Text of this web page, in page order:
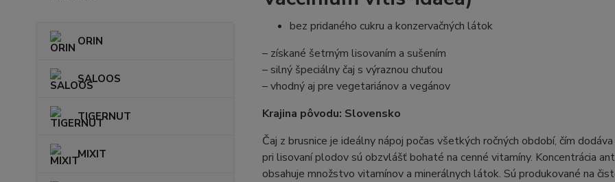
ORIN
SALOOS
TIGERNUT
MIXIT
bez pridaného cukru a konzervačných látok
– získané šetrným lisovaním a sušením
– silný špeciálny čaj s výraznou chuťou
– vhodný aj pre vegetariánov a vegánov
Krajina pôvodu: Slovensko
Čaj z brusnice je ideálny nápoj počas všetkých ročných období, čím
pri lisovaní plodov sú obzvlášť bohaté na cenné vitamíny. Koncentrácia
obsahuje množstvo vitamínov a minerálnych látok. Sú produkované na